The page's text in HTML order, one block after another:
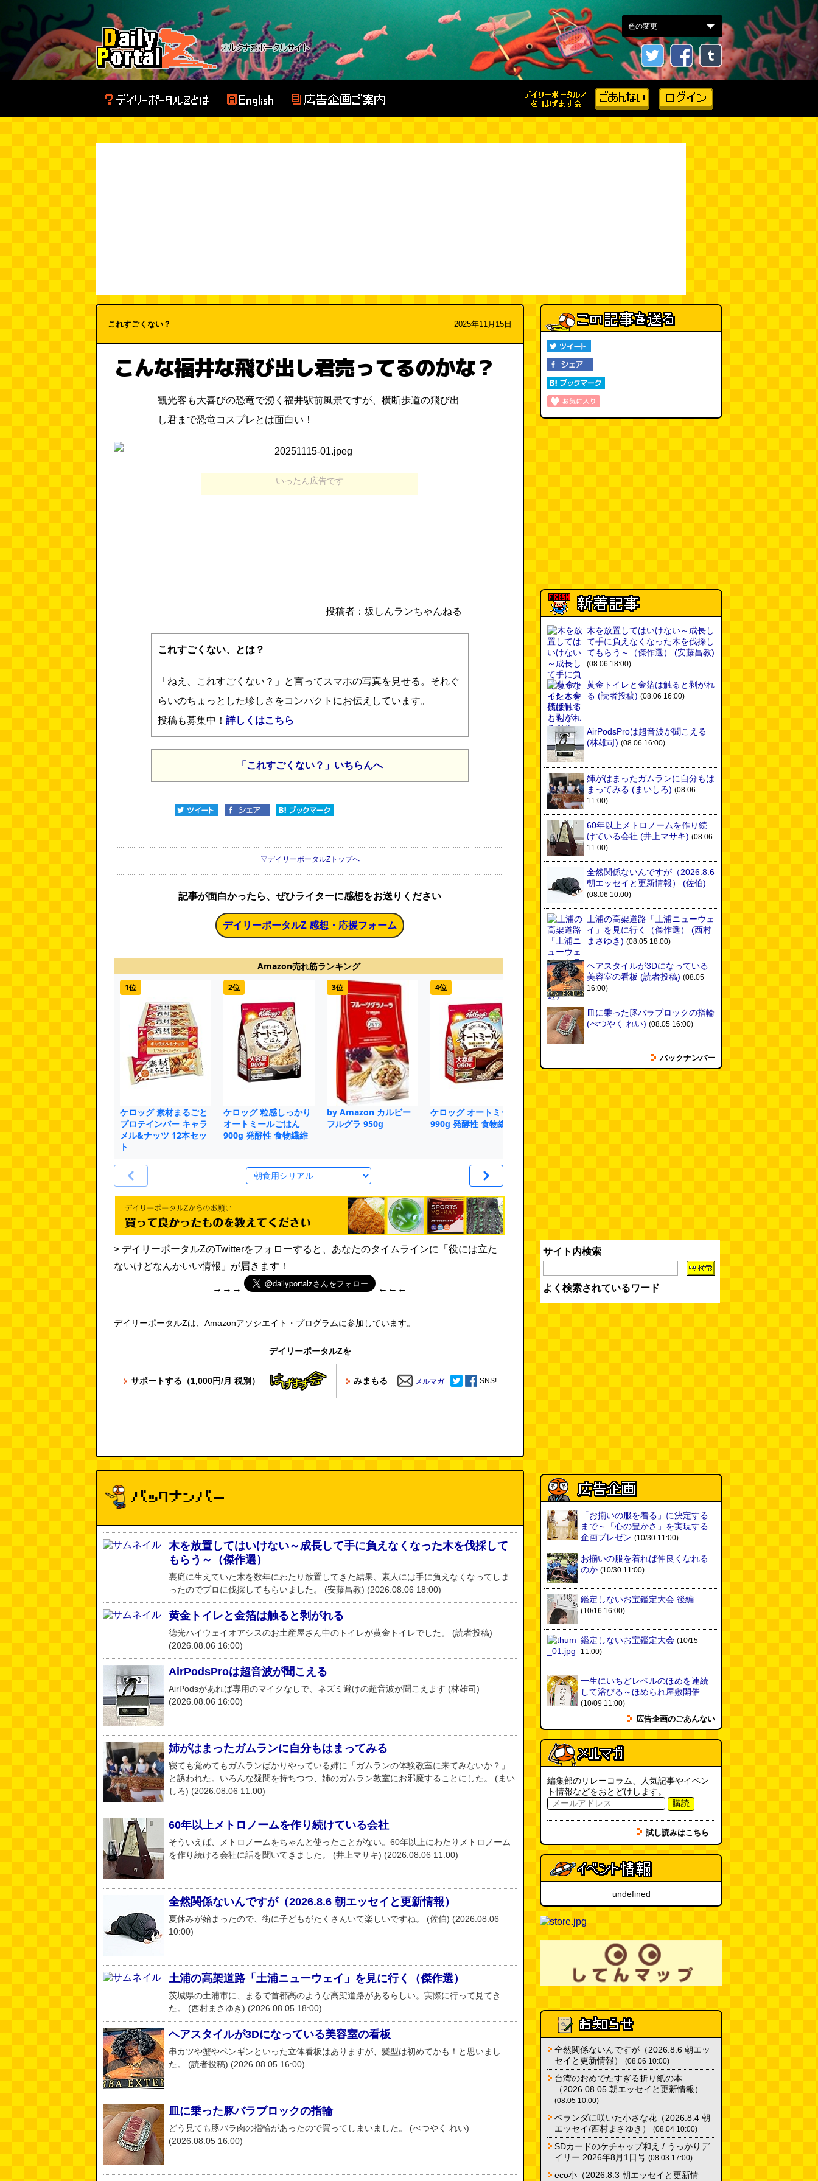
これすごくない？ 2025年11月15日
こんな福井な飛び出し君売ってるのかな？
観光客も大喜びの恐竜で湧く福井駅前風景ですが、横断歩道の飛び出
し君まで恐竜コスプレとは面白い！
いったん広告です
投稿者：坂しんランちゃんねる
これすごくない、とは？
「ねえ、これすごくない？」と言ってスマホの写真を見せる。それぐ
らいのちょっとした珍しさをコンパクトにお伝えしています。
投稿も募集中！ 詳しくはこちら
「これすごくない？」いちらんへ
▽デイリーポータルZトップへ
記事が面白かったら、ぜひライターに感想をお送りください
デイリーポータルZ 感想・応援フォーム
Amazon売れ筋ランキング
1位
ケロッグ 素材まるごと
プロテインバー キャラ
メル&ナッツ 12本セッ
ト
2位
ケロッグ 粒感しっかり
オートミールごはん
900g 発酵性 食物繊維
3位
by Amazon カルビー
フルグラ 950g
4位
ケロッグ オートミール
990g 発酵性 食物繊維
5位
> デイリーポータルZのTwitterをフォローすると、あなたのタイムラインに「役には立た
ないけどなんかいい情報」が届きます！
→→→ ←←←
デイリーポータルZは、Amazonアソシエイト・プログラムに参加しています。
デイリーポータルZを
サポートする（1,000円/月 税別） みまもる メルマガ SNS!
木を放置してはいけない～成長して手に負えなくなった木を伐採して
もらう～（傑作選）
裏庭に生えていた木を数年にわたり放置してきた結果、素人には手に負えなくなってしま
ったのでプロに伐採してもらいました。 (安藤昌教) (2026.08.06 18:00)
黄金トイレと金箔は触ると剥がれる
徳光ハイウェイオアシスのお土産屋さん中のトイレが黄金トイレでした。 (読者投稿)
(2026.08.06 16:00)
AirPodsProは超音波が聞こえる
AirPodsがあれば専用のマイクなしで、ネズミ避けの超音波が聞こえます (林雄司)
(2026.08.06 16:00)
姉がはまったガムランに自分もはまってみる
寝ても覚めてもガムランばかりやっている姉に「ガムランの体験教室に来てみないか？」
と誘われた。いろんな疑問を持ちつつ、姉のガムラン教室にお邪魔することにした。 (まい
しろ) (2026.08.06 11:00)
60年以上メトロノームを作り続けている会社
そういえば、メトロノームをちゃんと使ったことがない。60年以上にわたりメトロノーム
を作り続ける会社に話を聞いてきました。 (井上マサキ) (2026.08.06 11:00)
全然関係ないんですが（2026.8.6 朝エッセイと更新情報）
夏休みが始まったので、街に子どもがたくさんいて楽しいですね。 (佐伯) (2026.08.06
10:00)
土浦の高架道路「土浦ニューウェイ」を見に行く（傑作選）
茨城県の土浦市に、まるで首都高のような高架道路があるらしい。実際に行って見てき
た。 (西村まさゆき) (2026.08.05 18:00)
ヘアスタイルが3Dになっている美容室の看板
串カツや蟹やペンギンといった立体看板はありますが、髪型は初めてかも！と思いまし
た。 (読者投稿) (2026.08.05 16:00)
皿に乗った豚バラブロックの指輪
どう見ても豚バラ肉の指輪があったので買ってしまいました。 (べつやく れい)
(2026.08.05 16:00)
木を放置してはいけない～成長し
て手に負えなくなった木を伐採し
てもらう～（傑作選）
(安藤昌教)
(08.06 18:00)
黄金トイレと金箔は触ると剥がれ
る (読者投稿) (08.06 16:00)
AirPodsProは超音波が聞こえる
(林雄司) (08.06 16:00)
姉がはまったガムランに自分もは
まってみる (まいしろ) (08.06
11:00)
60年以上メトロノームを作り続
けている会社 (井上マサキ) (08.06
11:00)
全然関係ないんですが（2026.8.6
朝エッセイと更新情報）
(佐伯)
(08.06 10:00)
土浦の高架道路「土浦ニューウェ
イ」を見に行く（傑作選）
(西村
まさゆき) (08.05 18:00)
ヘアスタイルが3Dになっている
美容室の看板 (読者投稿) (08.05
16:00)
皿に乗った豚バラブロックの指輪
(べつやく れい) (08.05 16:00)
フエラムネをさらに笛っぽくした
らホイッスルになりました(爲房
ちょこ煎がカインズPBで販売し
てました
世田谷区民会館行きのバスは1日
1本(べつやく れい) (08.04 16:00)
10:00)
SDカードのケチャップ和え / う
(デイリーポータルZ)
(08.03 17:00)
現役、コスモスの自販機
稿)
(08.03 16:00)
取り残された木(ほり) (08.03
16:00)
「入力中…」の動きを対面の会話
で表現したい
(んちゅたぐい)
ミンティアで汗がおさえられるの
は本当か(べつやく れい) (08.03
11:00)
eco小（2026.8.3 朝エッセイと更
新情報）(ほり) (08.03 10:00)
夏の良さ、庭の木を抜く、AIっぽ
さ・7/25～31 のデイリーポータ
ルZダイジェスト(デイリーポー
タルZ) (08.02 11:00)
おもしろいって言われたい 第1回
(林雄司) (08.02 11:00)
冷房の壊れた焼肉屋（2026.8.2
朝エッセイと更新情報）
(玉置標本)
(08.01 18:00)
非常口の可能性があるタイヤ
ちゅたぐい)
(08.01 16:00)
青森駅前にはビーチがある
投稿) (08.01 16:00)
バックナンバー
サイト内検索
よく検索されているワード
「お揃いの服を着る」に決定する
まで～「心の豊かさ」を実現する
企画プレゼン (10/30 11:00)
お揃いの服を着れば仲良くなれる
のか (10/30 11:00)
鑑定しないお宝鑑定大会 後編
(10/16 16:00)
鑑定しないお宝鑑定大会 (10/15
11:00)
一生にいちどレベルのほめを連続
して浴びる～ほめられ屋敷開催
(10/09 11:00)
広告企画のごあんない
編集部のリレーコラム、人気記事やイベン
ト情報などをおとどけします。
購読
試し読みはこちら
undefined
全然関係ないんですが（2026.8.6 朝エッ
セイと更新情報）
(08.06 10:00)
台湾のおめでたすぎる折り紙の本
（2026.08.05 朝エッセイと更新情報）
(08.05 10:00)
ベランダに咲いた小さな花（2026.8.4 朝
エッセイ/西村まさゆき）
(08.04 10:00)
SDカードのケチャップ和え / うっかりデ
イリー 2026年8月1日号 (08.03 17:00)
eco小（2026.8.3 朝エッセイと更新情